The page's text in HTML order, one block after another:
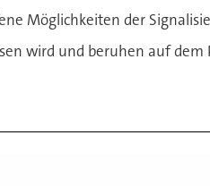
Möglichkeiten der
wird und beruhen auf dem